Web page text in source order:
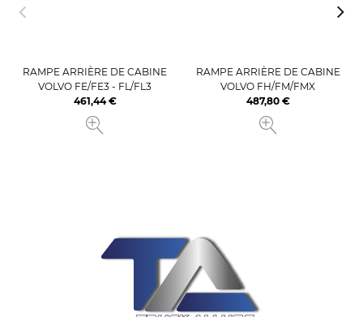
RAMPE ARRIÈRE DE CABINE
VOLVO FE/FE3 - FL/FL3
Prix
461,44 €
RAMPE ARRIÈRE DE CABINE
VOLVO FH/FM/FMX
Prix
487,80 €